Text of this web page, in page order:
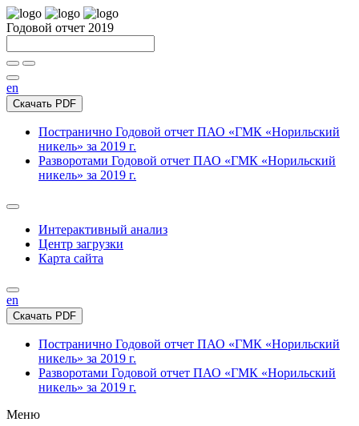
Годовой отчет 2019
en
Скачать PDF
Постранично Годовой отчет ПАО «ГМК «Норильский
никель» за 2019 г.
Разворотами Годовой отчет ПАО «ГМК «Норильский
никель» за 2019 г.
Интерактивный анализ
Центр загрузки
Карта сайта
en
Скачать PDF
Постранично Годовой отчет ПАО «ГМК «Норильский
никель» за 2019 г.
Разворотами Годовой отчет ПАО «ГМК «Норильский
никель» за 2019 г.
Меню